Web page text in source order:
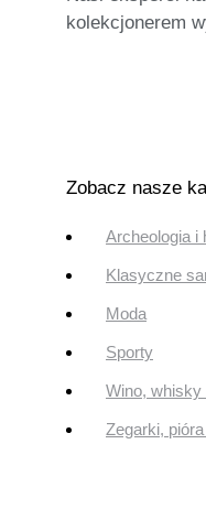
kolekcjonerem
Zobacz nasze
Archeologia i
Klasyczne
Moda
Sporty
Wino, whisky
Zegarki,